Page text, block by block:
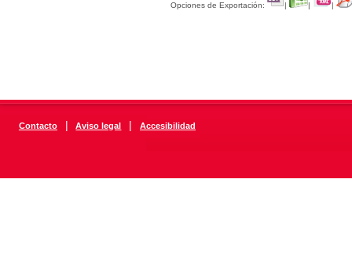
Opciones de Exportación: | | |
Contacto | Aviso legal | Accesibilidad